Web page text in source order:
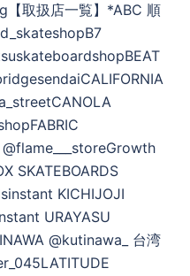
る
取扱店一覧】*ABC 順
SKATEBOARDS
KICHIJOJI
URAYASU
@kutinawa_ 台湾